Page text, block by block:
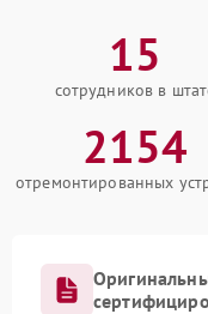
15
сотрудников в
2154
отремонтированных